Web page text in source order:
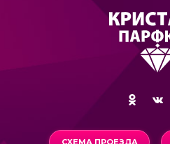
СХЕМА ПРОЕЗДА